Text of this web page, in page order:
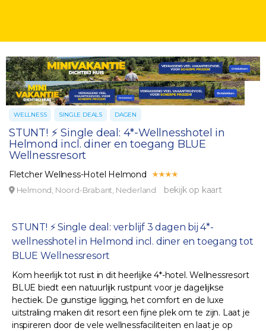
WELLNESS SINGLE DEALS DAGEN
STUNT! ⚡️ Single deal: 4*-Wellnesshotel in
Helmond incl. diner en toegang BLUE
Wellnessresort
Fletcher Wellness-Hotel Helmond
Helmond, Noord-Brabant, Nederland bekijk op kaart
STUNT! ⚡️ Single deal: verblijf 3 dagen bij 4*-
wellnesshotel in Helmond incl. diner en toegang tot
BLUE Wellnessresort
Kom heerlijk tot rust in dit heerlijke 4*-hotel. Wellnessresort
BLUE biedt een natuurlijk rustpunt voor je dagelijkse
hectiek. De gunstige ligging, het comfort en de luxe
uitstraling maken dit resort een fijne plek om te zijn. Laat je
inspireren door de vele wellnessfaciliteiten en laat je op